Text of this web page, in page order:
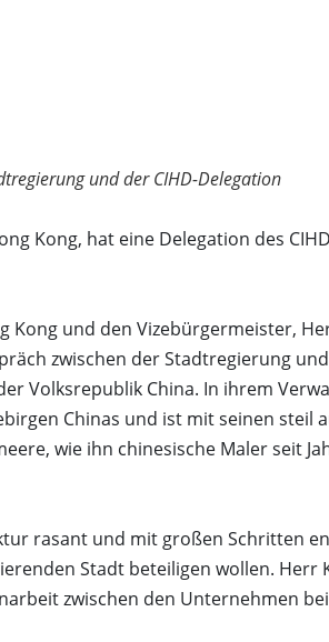
und der CIHD-Delegation
Kong, hat eine Delegation des
und den Vizebürgermeister,
zwischen der Stadtregierung
Volksrepublik China. In ihrem
Chinas und ist mit seinen steil
wie ihn chinesische Maler seit
rasant und mit großen Schritten
Stadt beteiligen wollen. Herr
zwischen den Unternehmen